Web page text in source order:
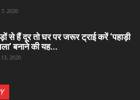
2020
से हैं दूर तो घर पर जरूर ट्राई करें ‘पहाड़ी
बनाने की यह...
2020